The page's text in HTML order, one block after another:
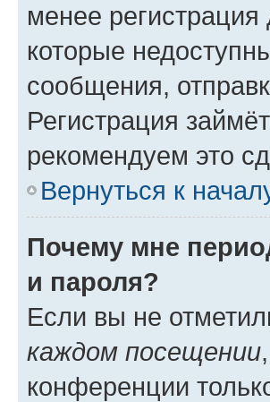
менее
которые
сообщения,
Регистрация
рекомендуем это
Вернуться к
Почему мне
и пароля?
Если вы не
каждом посещении
конференции